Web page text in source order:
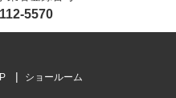
5570
ショールーム